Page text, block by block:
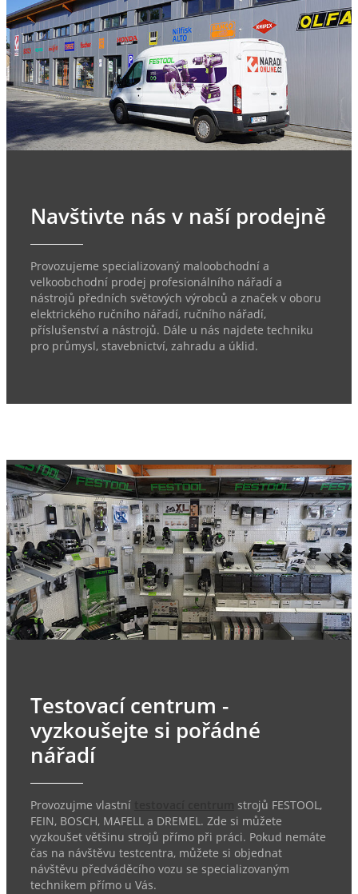
Navštivte nás v naší prodejně
Provozujeme specializovaný maloobchodní a
velkoobchodní prodej profesionálního nářadí a
nástrojů předních světových výrobců a značek v oboru
elektrického ručního nářadí, ručního nářadí,
příslušenství a nástrojů. Dále u nás najdete techniku
pro průmysl, stavebnictví, zahradu a úklid.
Testovací centrum -
vyzkoušejte si pořádné
nářadí
Provozujme vlastní
strojů FESTOOL,
FEIN, BOSCH, MAFELL a DREMEL. Zde si můžete
vyzkoušet většinu strojů přímo při práci. Pokud nemáte
čas na návštěvu testcentra, můžete si objednat
návštěvu předváděcího vozu se specializovaným
technikem přímo u Vás.